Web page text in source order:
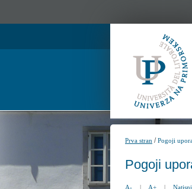
Prva stran /Pogoji
Pogoji
A- | A+ | Natisni